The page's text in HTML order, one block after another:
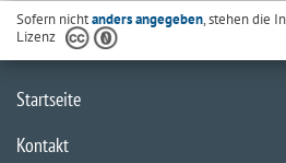
Sofern nichtanders angegeben, stehen die
Lizenz
Startseite
Kontakt